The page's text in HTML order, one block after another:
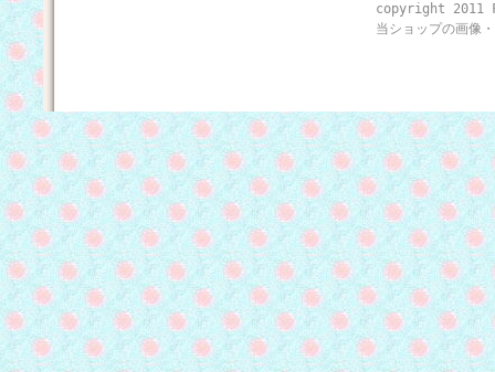
copyright 2011
当ショップの画像